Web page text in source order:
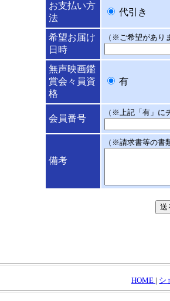
お支払い方
法
代引き
希望お届け
日時
（※ご希望があり
無声映画鑑
賞会々員資
格
有
会員番号
（※上記「有」に
備考
（※請求書等の書
HOME | シ